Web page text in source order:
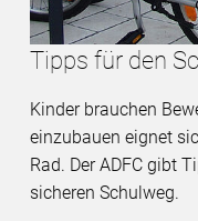
Tipps für den
Kinder brauchen
einzubauen eignet
Rad. Der ADFC gibt
sicheren Schulweg.